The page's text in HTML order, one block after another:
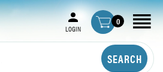
LOGIN
0